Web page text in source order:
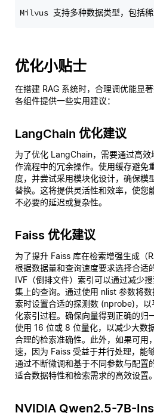
优化小贴士
在搭建 RAG 系统时，合理调优能显
各组件提供一些实用建议：
LangChain 优化建议
为了优化 LangChain，需要通过高
作流程中的冗余操作。使用缓存避免
度，并尝试采用模块化设计，确保模
替换。这将提供灵活性和效率，使您
不必要的延迟或复杂性。
Faiss 优化建议
为了提升 Faiss 库在检索增强生成（
根据数据量和查询速度要求选择合适
IVF（倒排文件）索引可以通过减少
集上的查询。通过使用 nlist 参数将
索时设置合适的探测数 (nprobe)，
化索引过程。确保向量得到正确的归
使用 16 位或 8 位量化，以减少大数
合理的检索准确性。此外，如果可用
速，因为 Faiss 受益于并行处理，能
通过不断微调和基于不同参数与配置
适合数据特性和检索需求的高效设置。
NVIDIA Qwen2.5-7B-